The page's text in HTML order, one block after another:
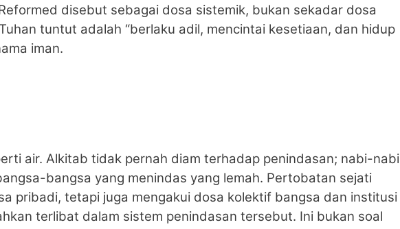
disebut sebagai dosa sistemik, bukan sekadar dosa
tuntut adalah “berlaku adil, mencintai kesetiaan, dan hidup
iman.
air. Alkitab tidak pernah diam terhadap penindasan; nabi-nabi
bangsa yang menindas yang lemah. Pertobatan sejati
pribadi, tetapi juga mengakui dosa kolektif bangsa dan institusi
terlibat dalam sistem penindasan tersebut. Ini bukan soal